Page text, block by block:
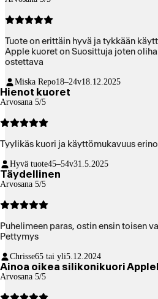
Tuote on erittäin hyvä ja tykkään
Apple kuoret on Suosittuja joten
ostettava
Miska Repo18–24v18.12.2025
Hienot kuoret
Arvosana 5/5
Tyylikäs kuori ja käyttömukavuus
Hyvä tuote45–54v31.5.2025
Täydellinen
Arvosana 5/5
Puhelimeen paras, ostin ensin toisen
Pettymys
Chrisse65 tai yli5.12.2024
Ainoa oikea silikonikuori
Arvosana 5/5